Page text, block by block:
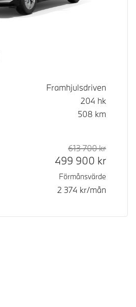
Framhjulsdriven
204 hk
508 km
Rek.
613 700kr
499 900 kr
Förmånsvärde
2 374 kr/mån